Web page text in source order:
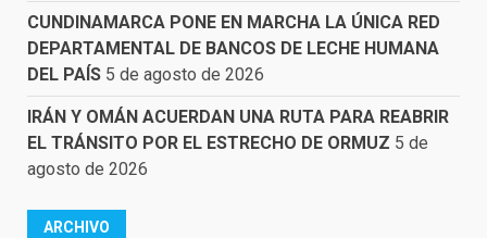
CUNDINAMARCA PONE EN MARCHA LA ÚNICA RED
DEPARTAMENTAL DE BANCOS DE LECHE HUMANA
DEL PAÍS 5 de agosto de 2026
IRÁN Y OMÁN ACUERDAN UNA RUTA PARA REABRIR
EL TRÁNSITO POR EL ESTRECHO DE ORMUZ 5 de
agosto de 2026
ARCHIVO